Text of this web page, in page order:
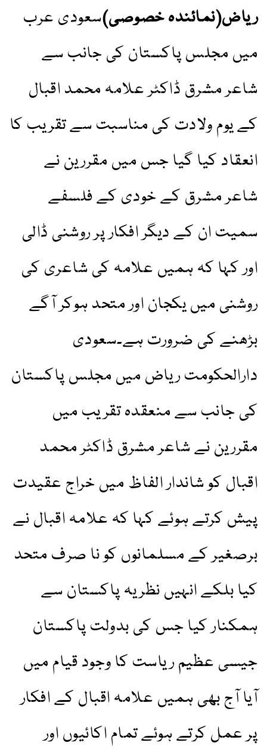
ریاض(نمائندہ خصوصی)سعودی عرب
میں مجلس پاکستان کی جانب سے
شاعر مشرق ڈاکٹر علامہ محمد اقبال
کے یوم ولادت کی مناسبت سے تقریب کا
انعقاد کیا گیا جس میں مقررین نے
شاعر مشرق کے خودی کے فلسفے
سمیت ان کے دیگر افکار پر روشنی ڈالی
اور کہا کہ ہمیں علامہ کی شاعری کی
روشنی میں یکجان اور متحد ہوکر آگے
بڑھنے کی ضرورت ہے۔سعودی
دارالحکومت ریاض میں مجلس پاکستان
کی جانب سے منعقدہ تقریب میں
مقررین نے شاعر مشرق ڈاکٹر محمد
اقبال کو شاندار الفاظ میں خراج عقیدت
پیش کرتے ہوئے کہا کہ علامہ اقبال نے
برصغیر کے مسلمانوں کو نا صرف متحد
کیا بلکے انہیں نظریہ پاکستان سے
ہمکنار کیا جس کی بدولت پاکستان
جیسی عظیم ریاست کا وجود قیام میں
آیا آج بھی ہمیں علامہ اقبال کے افکار
پر عمل کرتے ہوئے تمام اکائیوں اور